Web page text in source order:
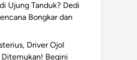
Ujung Tanduk? Dedi
Bongkar dan
Driver Ojol
Begini